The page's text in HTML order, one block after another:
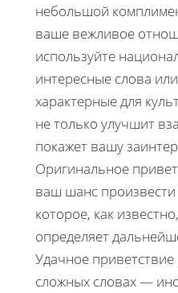
небольшой
ваше вежливое
используйте
интересные слова
характерные для
не только улучшит
покажет вашу
Оригинальное
ваш шанс
которое, как
определяет
Удачное приветствие
сложных словах —